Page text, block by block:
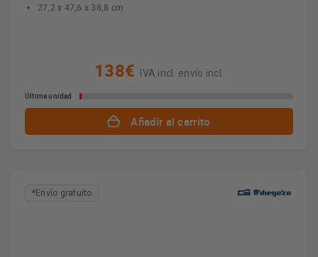
27,2 x 47,6 x 38,8 cm
138€ IVA incl. envío incl.
Última unidad
Añadir al carrito
*Envío gratuito